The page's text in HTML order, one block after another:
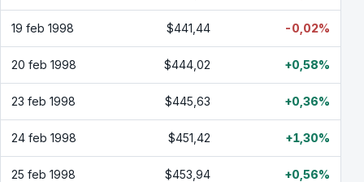
19 feb 1998 $441,44 -0,02%
20 feb 1998 $444,02 +0,58%
23 feb 1998 $445,63 +0,36%
24 feb 1998 $451,42 +1,30%
25 feb 1998 $453,94 +0,56%